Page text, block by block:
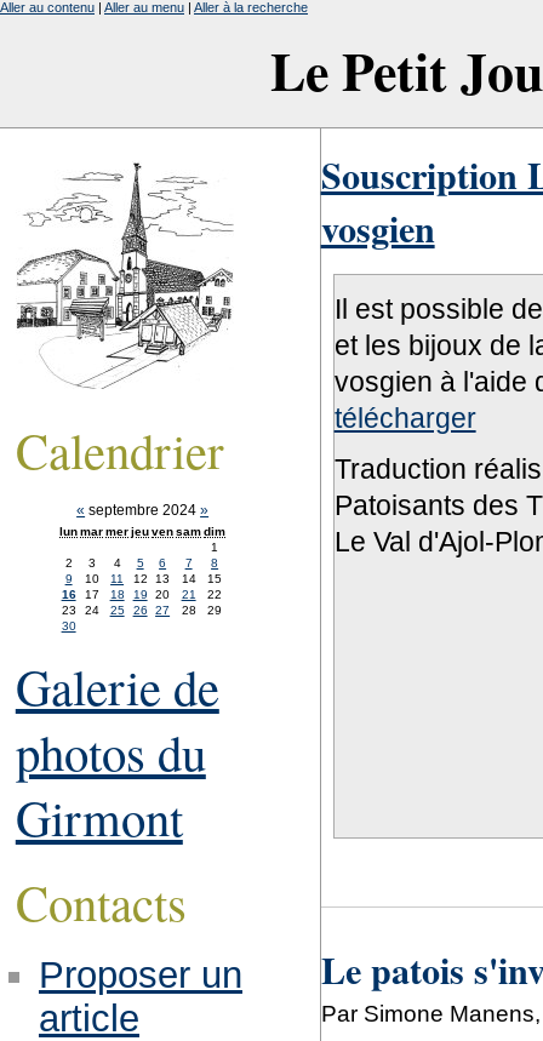
Le Petit
Aller au contenu | Aller au menu | Aller à la recherche
Souscription
vosgien
Il est possible
et les bijoux de
vosgien à l'aide
télécharger
Traduction
Patoisants des
Le Val d'Ajol-
Le patois
Par Simone
Calendrier
« septembre 2024»
lunmarmerjeuvensamdim
1
2
3 4 5 6 7
8
9
10 11 12 13 14
15
16
17 18 19 20 21
22
23
24 25 26 27 28
29
30
Galerie de
photos du
Girmont
Contacts
Proposer un
article